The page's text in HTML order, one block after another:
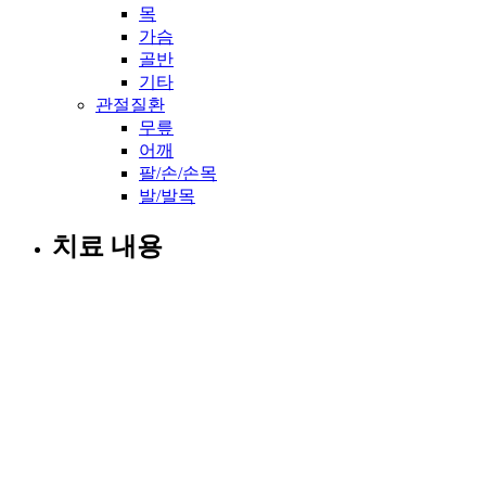
목
가슴
골반
기타
관절질환
무릎
어깨
팔/손/손목
발/발목
치료 내용